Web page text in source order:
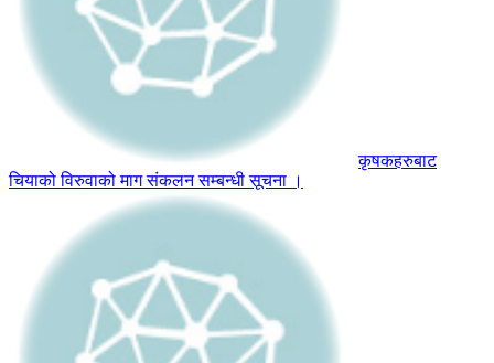
कृषकहरुबाट
चियाको विरुवाको माग संकलन सम्बन्धी सूचना ।